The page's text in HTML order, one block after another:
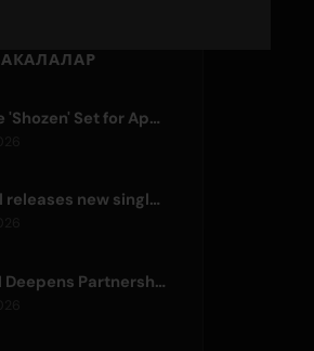
TV Anime 'Shozen' Set for April 2027 Premiere on Fuji TV
Sagiri Sol releases new single 'next to your love' after hiatus
Kizuna AI Deepens Partnership with Asobisystem Ahead of 10th Anniversary World Tour